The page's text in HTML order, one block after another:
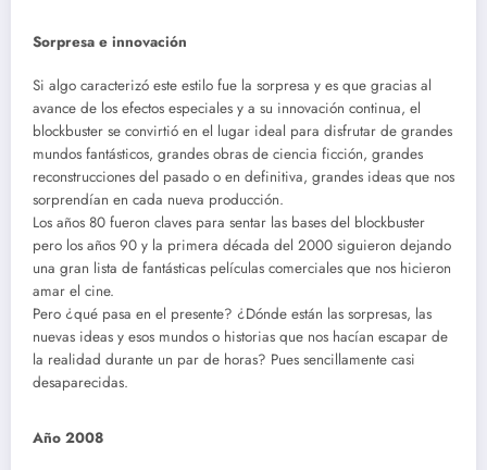
Sorpresa e innovación
Si algo caracterizó este estilo fue la sorpresa y es que gracias al
avance de los efectos especiales y a su innovación continua, el
blockbuster se convirtió en el lugar ideal para disfrutar de grandes
mundos fantásticos, grandes obras de ciencia ficción, grandes
reconstrucciones del pasado o en definitiva, grandes ideas que nos
sorprendían en cada nueva producción.
Los años 80 fueron claves para sentar las bases del blockbuster
pero los años 90 y la primera década del 2000 siguieron dejando
una gran lista de fantásticas películas comerciales que nos hicieron
amar el cine.
Pero ¿qué pasa en el presente? ¿Dónde están las sorpresas, las
nuevas ideas y esos mundos o historias que nos hacían escapar de
la realidad durante un par de horas? Pues sencillamente casi
desaparecidas.
Año 2008